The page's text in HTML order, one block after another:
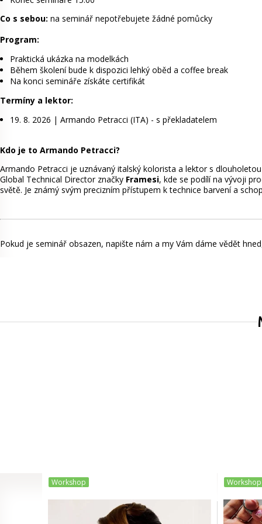
Co s sebou: na seminář nepotřebujete žádné pomůcky
Program:
Praktická ukázka na modelkách
Během školení bude k dispozici lehký oběd a coffee break
Na konci semináře získáte certifikát
Termíny a lektor:
19. 8. 2026 | Armando Petracci (ITA) - s překladatelem
Kdo je to Armando Petracci?
Armando Petracci je uznávaný italský kolorista a lektor s
Global Technical Director značky Framesi, kde se podílí na vývoji
světě. Je známý svým precizním přístupem k technice barvení a
Pokud je seminář obsazen, napište nám a my Vám dáme vědět
Workshop Workshop